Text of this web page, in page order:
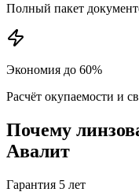
Полный пакет
Экономия до 60%
Расчёт окупаемости и
Почему
Авалит
Гарантия 5 лет